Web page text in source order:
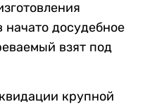
начато досудебное
взят под
крупной